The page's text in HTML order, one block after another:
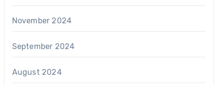
November 2024
September 2024
August 2024